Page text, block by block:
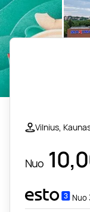
Vilnius,
Nuo
Nuo